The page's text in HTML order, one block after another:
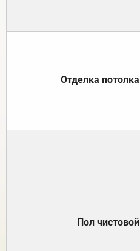
Отделка потолка
Пол чистовой